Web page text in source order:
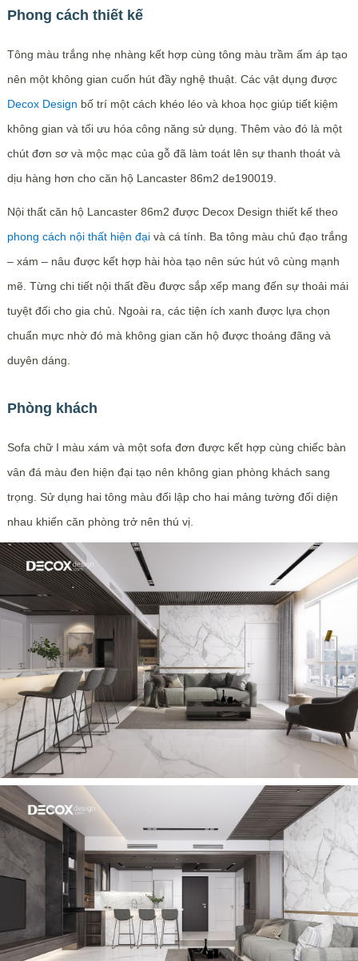
Phong cách thiết kế
Tông màu trắng nhẹ nhàng kết hợp cùng tông màu trầm ấm áp tạo
nên một không gian cuốn hút đầy nghệ thuật. Các vật dụng được
Decox Design bố trí một cách khéo léo và khoa học giúp tiết kiệm
không gian và tối ưu hóa công năng sử dụng. Thêm vào đó là một
chút đơn sơ và mộc mạc của gỗ đã làm toát lên sự thanh thoát và
dịu hàng hơn cho căn hộ Lancaster 86m2 de190019.
Nội thất căn hộ Lancaster 86m2 được Decox Design thiết kế theo
phong cách nội thất hiện đạivà cá tính. Ba tông màu chủ đạo trắng
– xám – nâu được kết hợp hài hòa tạo nên sức hút vô cùng mạnh
mẽ. Từng chi tiết nội thất đều được sắp xếp mang đến sự thoải mái
tuyệt đối cho gia chủ. Ngoài ra, các tiện ích xanh được lựa chọn
chuẩn mực nhờ đó mà không gian căn hộ được thoáng đãng và
duyên dáng.
Phòng khách
Sofa chữ I màu xám và một sofa đơn được kết hợp cùng chiếc bàn
vân đá màu đen hiện đại tạo nên không gian phòng khách sang
trọng. Sử dụng hai tông màu đối lập cho hai mảng tường đối diện
nhau khiến căn phòng trở nên thú vị.